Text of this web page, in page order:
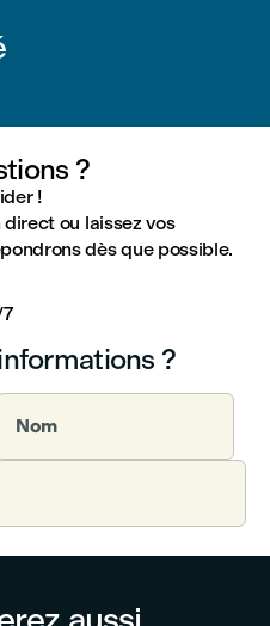
?
!
ou laissez vos
dès que possible.
?
Nom